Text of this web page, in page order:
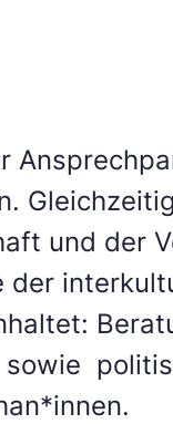
und der
der